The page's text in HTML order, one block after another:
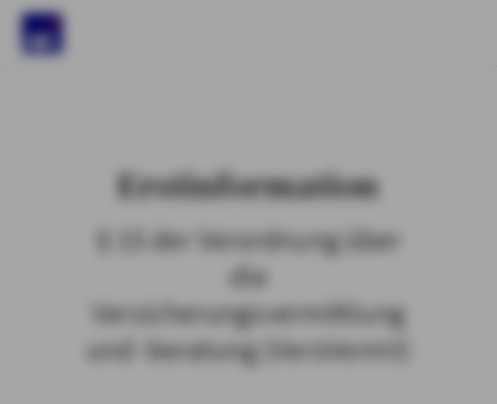
Erstinformation
§ 15 der Verordnung über
die
Versicherungsvermittlung
und -beratung (VersVermV)